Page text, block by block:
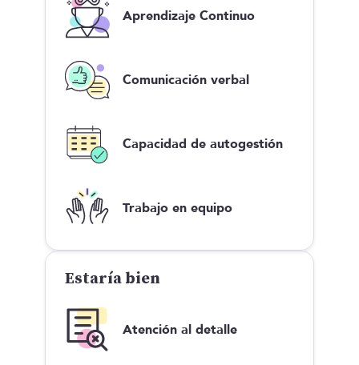
Aprendizaje Continuo
Comunicación verbal
Capacidad de autogestión
Trabajo en equipo
Estaría bien
Atención al detalle